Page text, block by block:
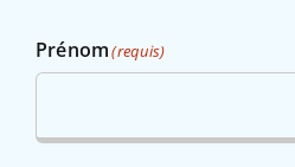
Prénom(requis)